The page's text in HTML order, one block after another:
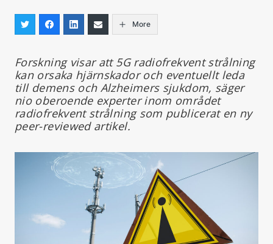
More
Forskning visar att 5G radiofrekvent strålning
kan orsaka hjärnskador och eventuellt leda
till demens och Alzheimers sjukdom, säger
nio oberoende experter inom området
radiofrekvent strålning som publicerat en ny
peer-reviewed artikel.